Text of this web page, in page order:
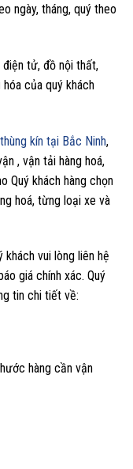
ngày, tháng, quý theo
điện tử, đồ nội thất,
của quý khách
kín tại Bắc Ninh,
, vận tải hàng hoá,
Quý khách hàng chọn
hoá, từng loại xe và
khách vui lòng liên hệ
giá chính xác. Quý
tin chi tiết về:
hàng cần vận